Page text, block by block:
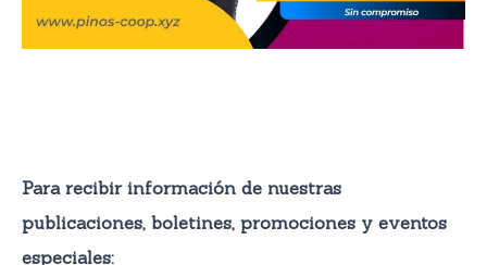
Para recibir información de nuestras
publicaciones, boletines, promociones y eventos
especiales: